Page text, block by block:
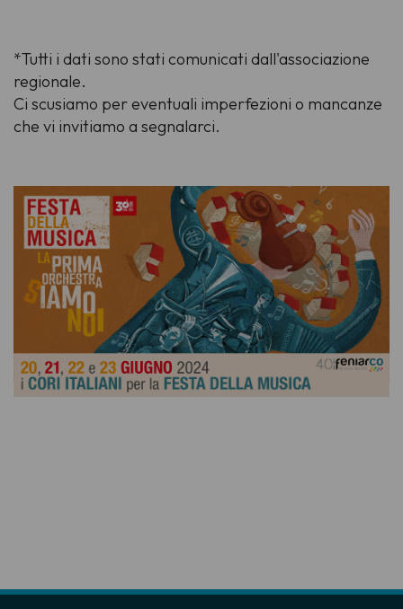
*Tutti i dati sono stati comunicati dall'associazione
regionale.
Ci scusiamo per eventuali imperfezioni o mancanze
che vi invitiamo a segnalarci.